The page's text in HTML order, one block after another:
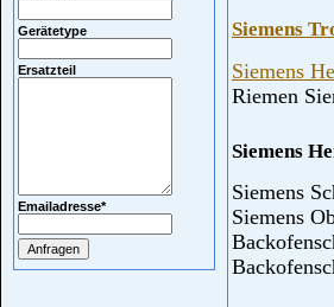
Gerätetype
Ersatzteil
Emailadresse*
Siemens
Siemens
Riemen
Siemens
Siemens
Siemens